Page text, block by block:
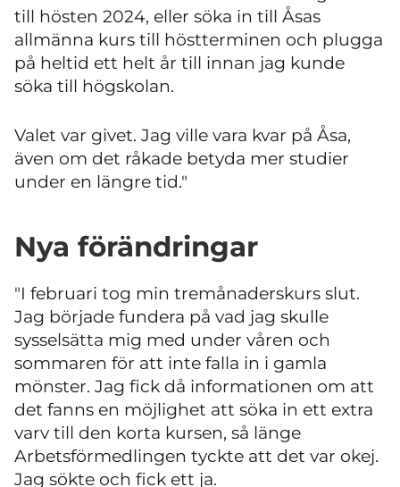
till hösten 2024, eller söka in till Åsas
allmänna kurs till höstterminen och plugga
på heltid ett helt år till innan jag kunde
söka till högskolan.
Valet var givet. Jag ville vara kvar på Åsa,
även om det råkade betyda mer studier
under en längre tid."
Nya förändringar
"I februari tog min tremånaderskurs slut.
Jag började fundera på vad jag skulle
sysselsätta mig med under våren och
sommaren för att inte falla in i gamla
mönster. Jag fick då informationen om att
det fanns en möjlighet att söka in ett extra
varv till den korta kursen, så länge
Arbetsförmedlingen tyckte att det var okej.
Jag sökte och fick ett ja.